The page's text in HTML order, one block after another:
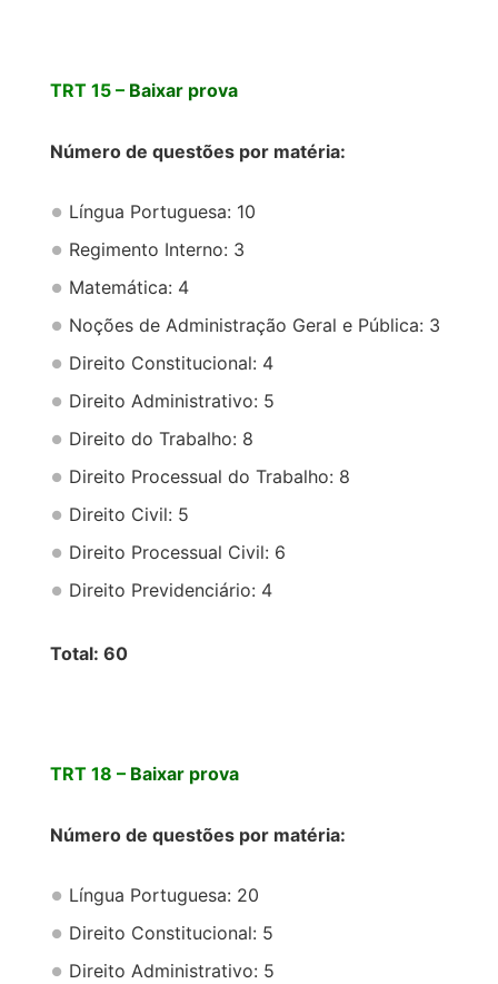
TRT 15 – Baixar prova
Número de questões por matéria:
Língua Portuguesa: 10
Regimento Interno: 3
Matemática: 4
Noções de Administração Geral e Pública: 3
Direito Constitucional: 4
Direito Administrativo: 5
Direito do Trabalho: 8
Direito Processual do Trabalho: 8
Direito Civil: 5
Direito Processual Civil: 6
Direito Previdenciário: 4
Total: 60
TRT 18 – Baixar prova
Número de questões por matéria:
Língua Portuguesa: 20
Direito Constitucional: 5
Direito Administrativo: 5